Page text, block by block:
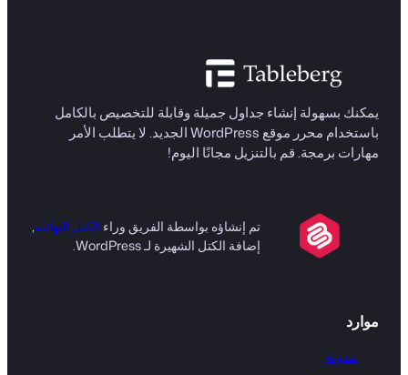
يمكنك بسهولة إنشاء جداول جميلة وقابلة للتخصيص بالكامل
باستخدام محرر موقع WordPress الجديد. لا يتطلب الأمر
مهارات برمجة. قم بالتنزيل مجانًا اليوم!
تم إنشاؤه بواسطة الفريق وراء الكتل النهائية,
إضافة الكتل الشهيرة لـ WordPress.
موارد
مدونة